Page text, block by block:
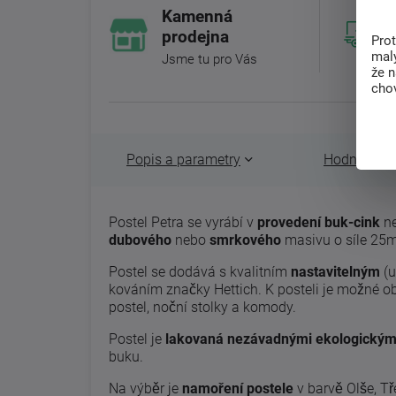
Kamenná
prodejna
Jsme tu pro Vás
Popis a parametry Hodnocení
Postel Petra se vyrábí v provedení buk-cink
dubového nebo smrkového masivu o síle
Postel se dodává s kvalitním nastavitelným
kováním značky Hettich. K posteli je možné
postel, noční stolky a komody.
Postel je lakovaná nezávadnými
buku.
Na výběr je namoření postele v barvě Olše,
že